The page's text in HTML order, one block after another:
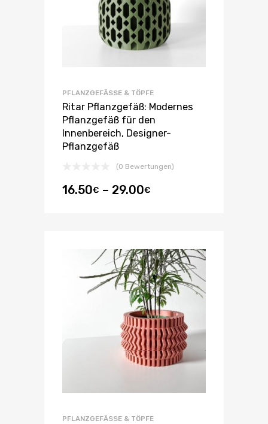
PFLANZGEFÄSSE & TÖPFE
Ritar Pflanzgefäß: Modernes
Pflanzgefäß für den
Innenbereich, Designer-
Pflanzgefäß
(0 Bewertungen)
16.50€ – 29.00€
PFLANZGEFÄSSE & TÖPFE